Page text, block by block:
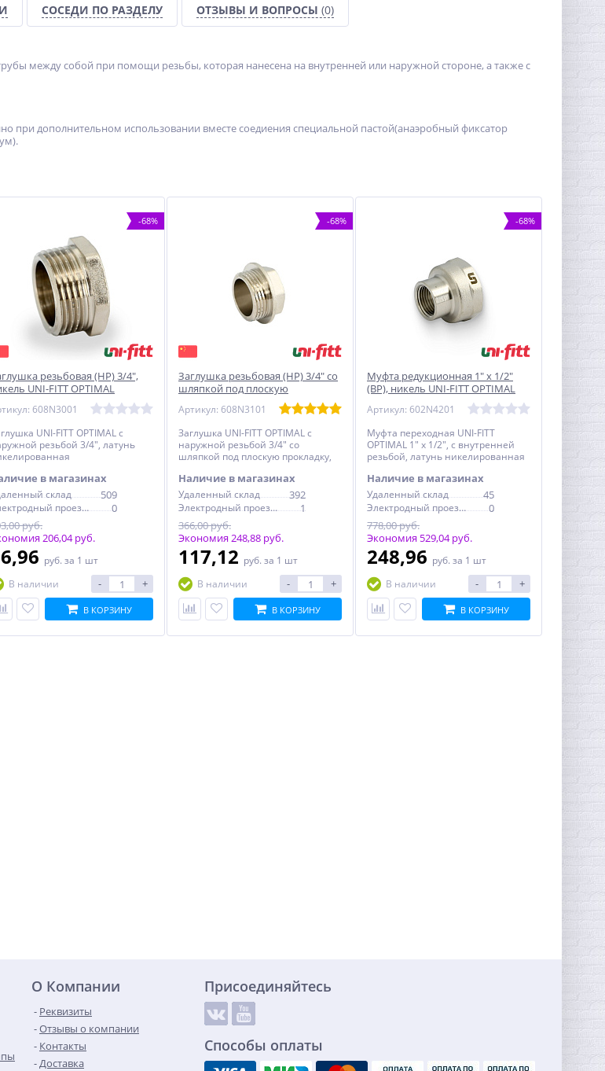
СОСЕДИ ПО РАЗДЕЛУ ОТЗЫВЫ И ВОПРОСЫ (0)
между собой при помощи резьбы, которая нанесена на внутренней или наружной стороне, а также с
при дополнительном использовании вместе соедиения специальной пастой(анаэробный фиксатор
-68%
резьбовая (НР) 3/4",
UNI-FITT OPTIMAL
608N3001
UNI-FITT OPTIMAL с
резьбой 3/4", латунь
в магазинах
склад 509
Электродный проезд, 6с1
0
руб.
206,04 руб.
руб. за 1 шт
В наличии
- +
В КОРЗИНУ
-68%
Заглушка резьбовая (НР) 3/4" со
шляпкой под плоскую
прокладку никель UNI-FITT
OPTIMAL (608N3101)
Артикул: 608N3101
Заглушка UNI-FITT OPTIMAL с
наружной резьбой 3/4" со
шляпкой под плоскую прокладку,
Наличие в магазинах
Удаленный склад 392
Электродный проезд, 6с1
1
366,00 руб.
Экономия 248,88 руб.
117,12 руб. за 1 шт
В наличии
- +
В КОРЗИНУ
-68%
Муфта редукционная 1" х 1/2"
(ВР), никель UNI-FITT OPTIMAL
Артикул: 602N4201
Муфта переходная UNI-FITT
OPTIMAL 1" х 1/2", с внутренней
резьбой, латунь никелированная
Наличие в магазинах
Удаленный склад 45
Электродный проезд, 6с1
0
778,00 руб.
Экономия 529,04 руб.
248,96 руб. за 1 шт
В наличии
- +
В КОРЗИНУ
О Компании
Реквизиты
Отзывы о компании
Контакты
Доставка
Присоединяйтесь
Способы оплаты